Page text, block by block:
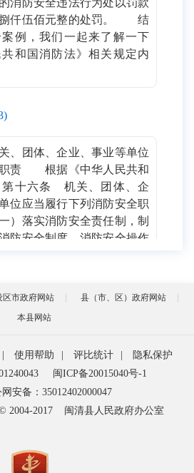
消防安全违法行为处以罚款
捌仟伍佰元整的处罚。 结
例，我们一起来了解一下
共和国消防法》相关规定内
)
团体、企业、事业等单位
职责 根据《中华人民共和
第十六条 机关、团体、企
位应当履行下列消防安全职
落实消防安全责任制，制
防安全制度、消防安全操作
维修，确保完好有效；
消防设施每年至少进行一次
存档备查； （四）保障疏
出口、消防车通道畅通，保
区、防火间距符合消防技术
）组织防火检查，及时消
防安全职责。 单位的主要
区市政府网站
县（市、区）政府网站
本县网站
使用帮助 评比统计
隐私保护
闽ICP备20015040号-1
安备： 35012402000047
2004-2017
闽清县人民政府办公室